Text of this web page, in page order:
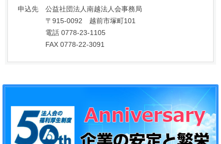
申込先 公益社団法人南越法人会事務局
〒915-0092 越前市塚町101
電話 0778-23-1105
FAX 0778-22-3091